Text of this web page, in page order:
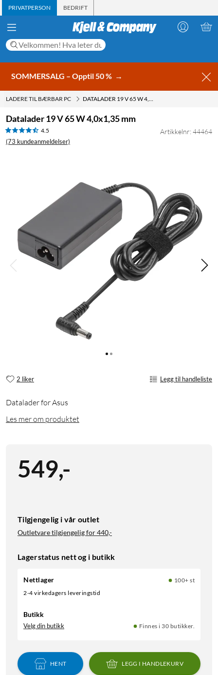
PRIVATPERSON BEDRIFT
SOMMERSALG – Opptil 50 % →
LADERE TIL BÆRBAR PC DATALADER 19 V 65 W 4,0X1,35 MM
Datalader 19 V 65 W 4,0x1,35 mm
4.5
(73 kundeanmeldelser)
Artikkelnr: 44464
2 liker Legg til handleliste
Datalader for Asus
Les mer om produktet
549,-
Tilgjengelig i vår outlet
Outletvare tilgjengelig for440,-
Lagerstatus nett og i butikk
Nettlager
100+ st
2-4 virkedagers leveringstid
Butikk
Velg din butikk Finnes i 30 butikker.
HENT LEGG I HANDLEKURV